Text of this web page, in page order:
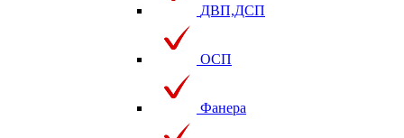
ДВП,ДСП
ОСП
Фанера